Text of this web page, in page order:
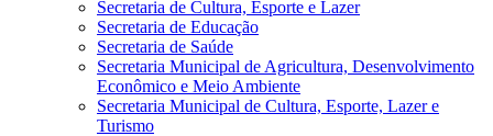
Secretaria de Cultura, Esporte e Lazer
Secretaria de Educação
Secretaria de Saúde
Secretaria Municipal de Agricultura, Desenvolvimento
Econômico e Meio Ambiente
Secretaria Municipal de Cultura, Esporte, Lazer e
Turismo